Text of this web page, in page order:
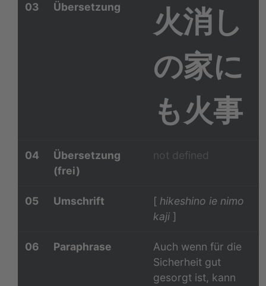
03 Übersetzung
火消し
の家に
も火事
04
Übersetzung
(frei)
not defined
05 Umschrift [ hikeshino ie nimo
kaji ]
06 Paraphrase
Auch wenn für die
Sicherheit gut
gesorgt ist, kann